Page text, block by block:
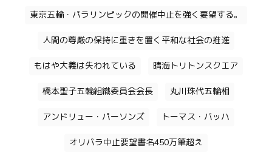
東京五輪・パラリンピックの開催中止を強く要望する。
人間の尊厳の保持に重きを置く平和な社会の推進
もはや大義は失われている 晴海トリトンスクエア
橋本聖子五輪組織委員会会長 丸川珠代五輪相
アンドリュー・パーソンズ トーマス・バッハ
オリパラ中止要望書名450万筆超え